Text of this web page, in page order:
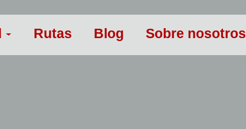
Rutas Blog Sobre nosotros